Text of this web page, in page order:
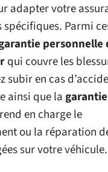
adapter votre
spécifiques. Parmi
personnelle
qui couvre les
subir en cas
ainsi que la
en charge le
ou la réparation
sur votre véhicule.